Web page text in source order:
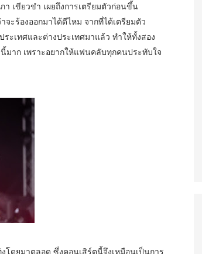
เขียวขำ เผยถึงการเตรียมตัวก่อนขึ้น
ะร้องออกมาได้ดีไหม จากที่ได้เตรียมตัว
เทศและต่างประเทศมาแล้ว ทำให้ทั้งสอง
มาก เพราะอยากให้แฟนคลับทุกคนประทับใจ
โดยมาตลอด ซึ่งคอนเสิร์ตนี้จึงเหมือนเป็นการ